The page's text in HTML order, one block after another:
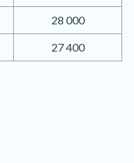
28 000
27 400